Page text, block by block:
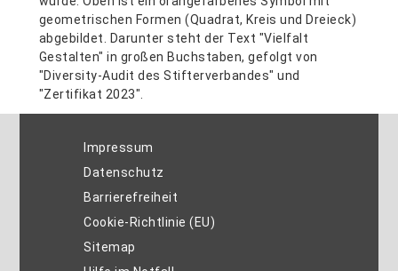
Impressum
Datenschutz
Barrierefreiheit
Cookie-Richtlinie (EU)
Sitemap